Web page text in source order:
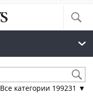
Все категории 199231 ▼